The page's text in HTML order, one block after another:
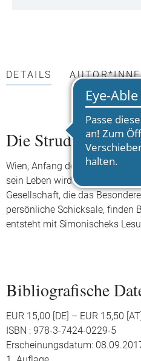
DETAILS
Die Strudlhofstiege
Wien, Anfang des 20.
sein Leben wird hier erzählt.
Gesellschaft, die das
persönliche Schicksale, finden
entsteht mit Simonischeks
Bibliografische
EUR 15,00 [DE] – EUR 15,50 [AT]
ISBN : 978-3-7424-0229-5
Erscheinungsdatum: